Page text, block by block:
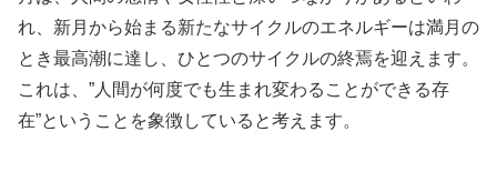
れ、新月から始まる新たなサイクルのエネルギーは満月の
とき最高潮に達し、ひとつのサイクルの終焉を迎えます。
これは、”人間が何度でも生まれ変わることができる存
在”ということを象徴していると考えます。